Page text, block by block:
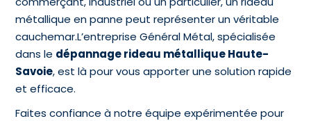
métallique en panne peut représenter un véritable
cauchemar.L’entreprise Général Métal, spécialisée
dans le dépannage rideau métallique Haute-
Savoie, est là pour vous apporter une solution rapide
et efficace.
Faites confiance à notre équipe expérimentée pour